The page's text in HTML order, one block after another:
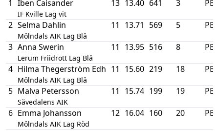
1 Iben Caisander
IF Kville Lag vit
13 13.40 641 3 PB
2 Selma Dahlin
Mölndals AIK Lag Blå
11 13.71 569 5 PB
3 Anna Swerin
Lerum Friidrott Lag Blå
11 13.95 516 8 PB
4 Hilma Thegerström Edh
Mölndals AIK Lag Blå
11 15.60 219 18 PB
5 Malva Petersson
Sävedalens AIK
11 15.74 199 19 PB
6 Emma Johansson
Mölndals AIK Lag Röd
12 16.04 160 20 PB